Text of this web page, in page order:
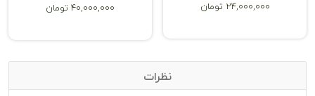
24,000,000 تومان 40,000,000 تومان
نظرات